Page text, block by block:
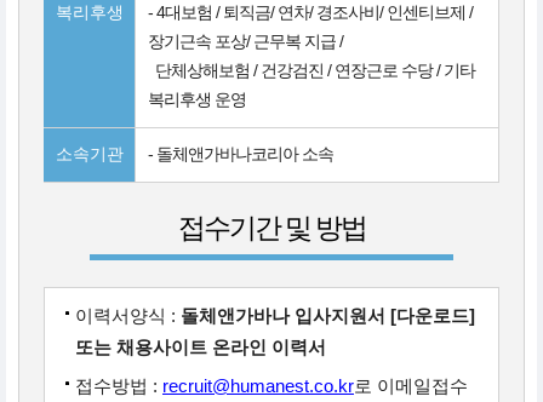
복리후생
- 4대보험 / 퇴직금/ 연차/ 경조사비/ 인센티브제 /
장기근속 포상/ 근무복 지급 /
단체상해보험 / 건강검진 / 연장근로 수당 / 기타
복리후생 운영
소속기관 - 돌체앤가바나코리아 소속
접수기간 및 방법
이력서양식 : 돌체앤가바나 입사지원서 [다운로드]
또는 채용사이트 온라인 이력서
접수방법 : recruit@humanest.co.kr로 이메일접수